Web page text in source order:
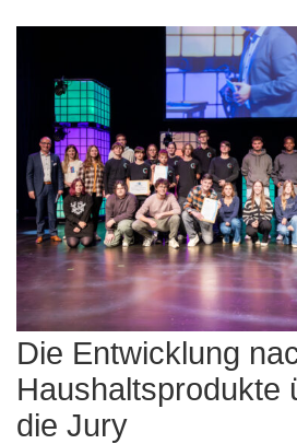
Die Entwicklung
Haushaltsprodukte
die Jury